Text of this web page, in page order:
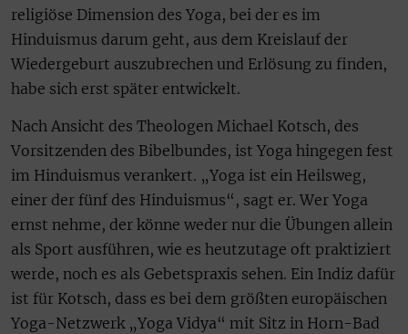
religiöse Dimension des Yoga, bei der es im
Hinduismus darum geht, aus dem Kreislauf der
Wiedergeburt auszubrechen und Erlösung zu finden,
habe sich erst später entwickelt.
Nach Ansicht des Theologen Michael Kotsch, des
Vorsitzenden des Bibelbundes, ist Yoga hingegen fest
im Hinduismus verankert. „Yoga ist ein Heilsweg,
einer der fünf des Hinduismus“, sagt er. Wer Yoga
ernst nehme, der könne weder nur die Übungen allein
als Sport ausführen, wie es heutzutage oft praktiziert
werde, noch es als Gebetspraxis sehen. Ein Indiz dafür
ist für Kotsch, dass es bei dem größten europäischen
Yoga-Netzwerk „Yoga Vidya“ mit Sitz in Horn-Bad